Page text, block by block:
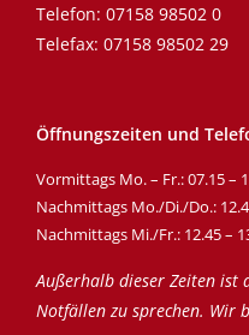
Telefon: 07158 98502 0
Telefax: 07158 98502 29
Öffnungszeiten und
Vormittags Mo. – Fr.: 07.15 –
Nachmittags Mo./Di./Do.:
Nachmittags Mi./Fr.: 12.45 –
Außerhalb dieser Zeiten
Notfällen zu sprechen. Wir